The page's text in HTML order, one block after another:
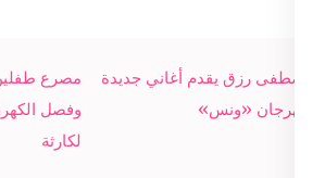
Post
navigation
مصرع
وفصل
لكارثة
مصطفى رزق يقدم أغاني جديدة
بمهرجان «ونس»